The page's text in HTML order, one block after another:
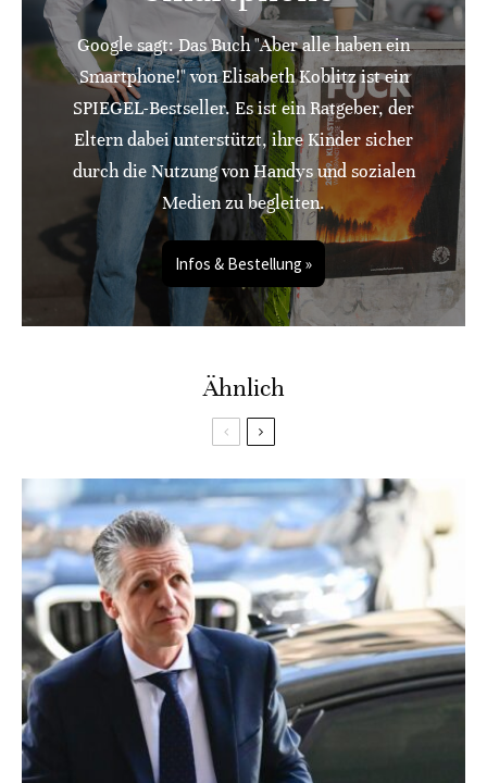
Google sagt: Das Buch "Aber alle haben ein
Smartphone!" von Elisabeth Koblitz ist ein
SPIEGEL-Bestseller. Es ist ein Ratgeber, der
Eltern dabei unterstützt, ihre Kinder sicher
durch die Nutzung von Handys und sozialen
Medien zu begleiten.
Infos & Bestellung »
Ähnlich